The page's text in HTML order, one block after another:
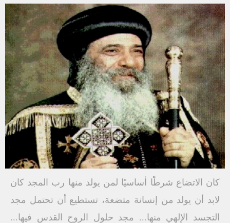
كان الاتضاع شرطًا أساسيًا لمن يولد منها رب المجد كان
لابد أن يولد من إنسانة متضعة، تستطيع أن تحتمل مجد
التجسد الإلهي منها... مجد حلول الروح القدس فيها...